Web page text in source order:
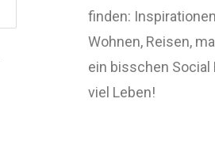
finden:
Wohnen, Reisen,
ein bisschen Social
viel Leben!